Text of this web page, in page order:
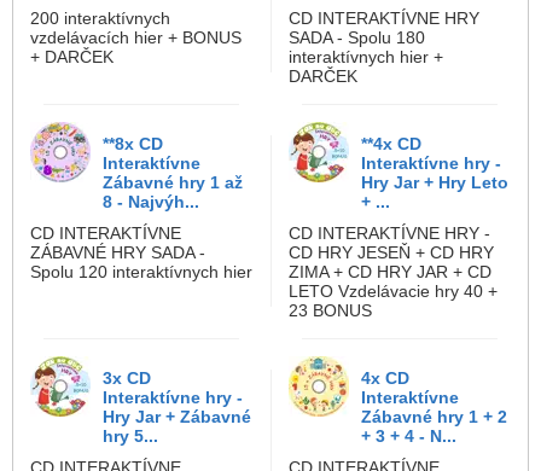
200 interaktívnych
vzdelávacích hier + BONUS
+ DARČEK
CD INTERAKTÍVNE HRY
SADA - Spolu 180
interaktívnych hier +
DARČEK
**8x CD
Interaktívne
Zábavné hry 1 až
8 - Najvýh...
CD INTERAKTÍVNE
ZÁBAVNÉ HRY SADA -
Spolu 120 interaktívnych hier
**4x CD
Interaktívne hry -
Hry Jar + Hry Leto
+ ...
CD INTERAKTÍVNE HRY -
CD HRY JESEŇ + CD HRY
ZIMA + CD HRY JAR + CD
LETO Vzdelávacie hry 40 +
23 BONUS
3x CD
Interaktívne hry -
Hry Jar + Zábavné
hry 5...
4x CD
Interaktívne
Zábavné hry 1 + 2
+ 3 + 4 - N...